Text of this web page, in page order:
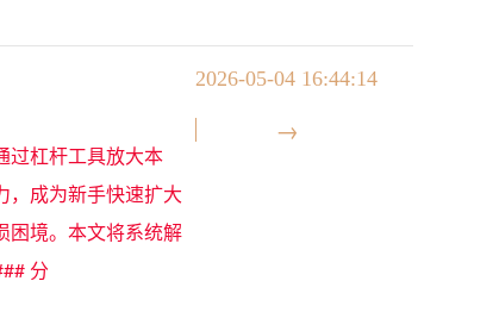
2026-05-04 16:44:14
过杠杆工具放大本
，成为新手快速扩大
困境。本文将系统解
分